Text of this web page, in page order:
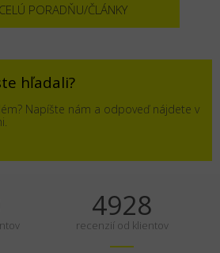
PORADŇU/ČLÁNKY
hľadali?
Napíšte nám a odpoveď nájdete v
6160
recenzií od klientov